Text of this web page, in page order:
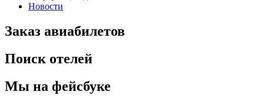
Новости
Заказ авиабилетов
Поиск отелей
Мы на фейсбуке